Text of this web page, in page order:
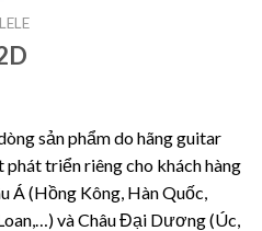
sản phẩm do hãng guitar
triển riêng cho khách hàng
Á (Hồng Kông, Hàn Quốc,
và Châu Đại Dương (Úc,